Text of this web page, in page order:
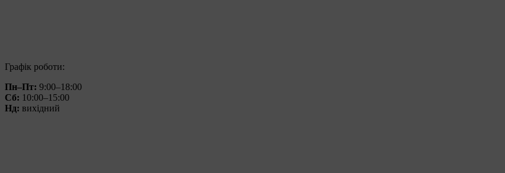
Графік роботи:
Пн–Пт: 9:00–18:00
Сб: 10:00–15:00
Нд: вихідний